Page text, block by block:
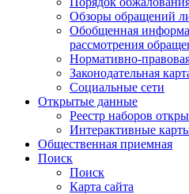
Обзоры обращений
Обобщенная
рассмотрения
Нормативно-
Законодательная
Социальные сети
Открытые данные
Реестр наборов
Интерактивные
Общественная приемная
Поиск
Поиск
Карта сайта